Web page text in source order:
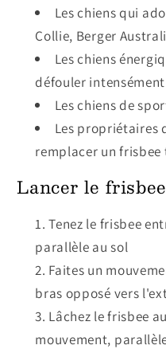
Les chiens qui
Collie, Berger
Les chiens
défouler intensément
Les chiens de
Les propriétaires
remplacer un frisbee
Lancer le
Tenez le frisbee
parallèle au sol
Faites un
bras opposé vers
Lâchez le frisbee
mouvement,